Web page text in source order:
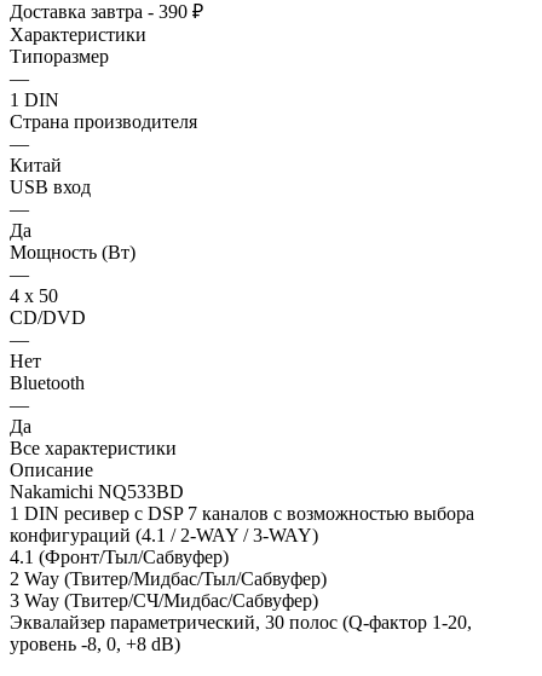
Доставка завтра - 390 ₽
Характеристики
Типоразмер
—
1 DIN
Страна производителя
—
Китай
USB вход
—
Да
Мощность (Вт)
—
4 х 50
CD/DVD
—
Нет
Bluetooth
—
Да
Все характеристики
Описание
Nakamichi NQ533BD
1 DIN ресивер с DSP 7 каналов с возможностью выбора
конфигураций (4.1 / 2-WAY / 3-WAY)
4.1 (Фронт/Тыл/Сабвуфер)
2 Way (Твитер/Мидбас/Тыл/Сабвуфер)
3 Way (Твитер/СЧ/Мидбас/Сабвуфер)
Эквалайзер параметрический, 30 полос (Q-фактор 1-20,
уровень -8, 0, +8 dB)